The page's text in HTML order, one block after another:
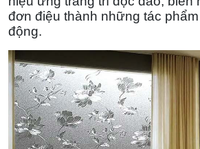
đơn điệu thành những tác
động.